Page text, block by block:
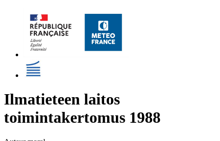
Ilmatieteen laitos
toimintakertomus 1988